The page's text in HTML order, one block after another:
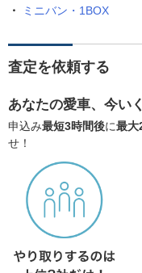
ミニバン・1BOX
査定を依頼する
あなたの愛車、今い
申込み最短3時間後に最大
せ！